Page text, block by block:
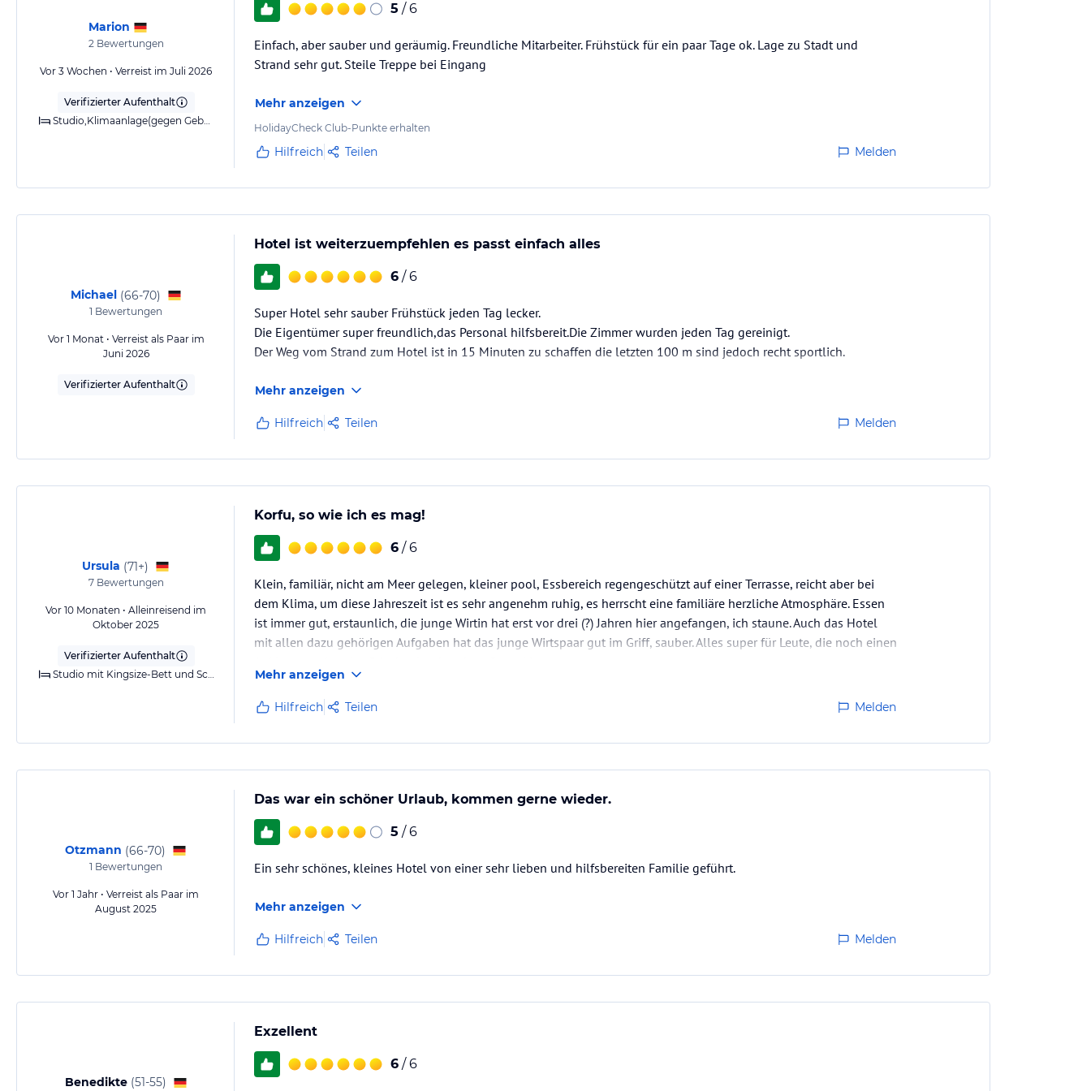
Marion
2Bewertungen
Vor 3 Wochen • Verreist im Juli 2026
Verifizierter Aufenthalt
Studio,Klimaanlage(gegen Gebuehr),Dusche,Balkon o. Terrasse
5 / 6
Einfach, aber sauber und geräumig. Freundliche Mitarbeiter. Frühstück für ein paar Tage ok. Lage zu Stadt und
Strand sehr gut. Steile Treppe bei Eingang
Mehr anzeigen
HolidayCheck Club-Punkte erhalten
Hilfreich Teilen Melden
Michael (66-70)
1 Bewertungen
Vor 1 Monat • Verreist als Paar im
Juni 2026
Verifizierter Aufenthalt
Hotel ist weiterzuempfehlen es passt einfach alles
6 / 6
Super Hotel sehr sauber Frühstück jeden Tag lecker.
Die Eigentümer super freundlich,das Personal hilfsbereit.Die Zimmer wurden jeden Tag gereinigt.
Der Weg vom Strand zum Hotel ist in 15 Minuten zu schaffen die letzten 100 m sind jedoch recht sportlich.
Mehr anzeigen
Hilfreich Teilen Melden
Ursula (71+)
7Bewertungen
Vor 10 Monaten • Alleinreisend im
Oktober 2025
Verifizierter Aufenthalt
Studio mit Kingsize-Bett und Schlafsofa
Korfu, so wie ich es mag!
6 / 6
Klein, familiär, nicht am Meer gelegen, kleiner pool, Essbereich regengeschützt auf einer Terrasse, reicht aber bei
dem Klima, um diese Jahreszeit ist es sehr angenehm ruhig, es herrscht eine familiäre herzliche Atmosphäre. Essen
ist immer gut, erstaunlich, die junge Wirtin hat erst vor drei (?) Jahren hier angefangen, ich staune. Auch das Hotel
mit allen dazu gehörigen Aufgaben hat das junge Wirtspaar gut im Griff, sauber. Alles super für Leute, die noch einen
Mehr anzeigen
Hilfreich Teilen Melden
Otzmann (66-70)
1 Bewertungen
Vor 1 Jahr • Verreist als Paar im
August 2025
Das war ein schöner Urlaub, kommen gerne wieder.
5 / 6
Ein sehr schönes, kleines Hotel von einer sehr lieben und hilfsbereiten Familie geführt.
Mehr anzeigen
Hilfreich Teilen Melden
Benedikte (51-55)
Exzellent
6 / 6